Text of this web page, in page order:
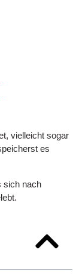
vielleicht sogar
es
sich nach